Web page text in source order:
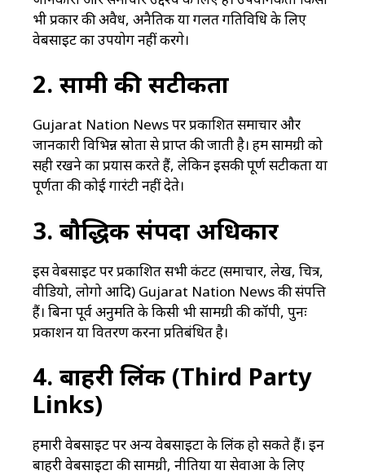
भी प्रकार की अवैध, अनैतिक या गलत गतिविधि के लिए
वेबसाइट का उपयोग नहीं करेंगे।
2. सामग्री की सटीकता
Gujarat Nation News पर प्रकाशित समाचार और
जानकारी विभिन्न स्रोतों से प्राप्त की जाती है। हम सामग्री को
सही रखने का प्रयास करते हैं, लेकिन इसकी पूर्ण सटीकता या
पूर्णता की कोई गारंटी नहीं देते।
3. बौद्धिक संपदा अधिकार
इस वेबसाइट पर प्रकाशित सभी कंटेंट (समाचार, लेख, चित्र,
वीडियो, लोगो आदि) Gujarat Nation News की संपत्ति
हैं। बिना पूर्व अनुमति के किसी भी सामग्री की कॉपी, पुनः
प्रकाशन या वितरण करना प्रतिबंधित है।
4. बाहरी लिंक (Third Party
Links)
हमारी वेबसाइट पर अन्य वेबसाइटों के लिंक हो सकते हैं। इन
बाहरी वेबसाइटों की सामग्री, नीतियों या सेवाओं के लिए